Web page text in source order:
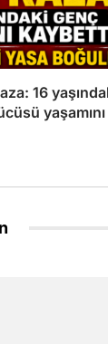
16
yaşamını